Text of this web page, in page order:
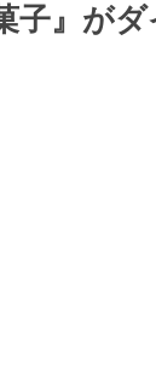
子』が